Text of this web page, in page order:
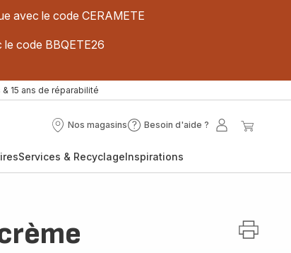
avec le code CERAMETE
le code BBQETE26
& 15 ans de réparabilité
Nos magasins
Nos
Besoin d'aide ?
Besoin
?
Mon
Services & RecyclageInspirations